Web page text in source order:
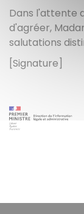
Dans l'attente
d'agréer,
salutations
[Signature]